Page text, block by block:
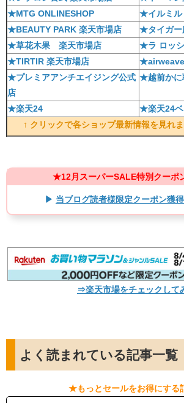
★MTG ONLINESHOP
★イルミル
★BEAUTY PARK 楽天市場店
★タイガー
★草花木果 楽天市場店
★ラ ロッ
★TIRTIR 楽天市場店
★airweave
★プレミアアンチエイジング公式
店
★越前かに
★楽天24
★楽天24ベ
↑ クリックで各ショップ最新情報を見れ
★12月スーパーSALE特別クーポ
▶ 当ブログ読者様限定クーポン獲
⇒楽天市場をチェックして
よく読まれている記事一覧
​★もっとセールをお得にす